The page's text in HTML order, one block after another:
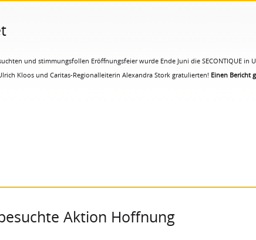
und stimmungsfollen Eröffnungsfeier wurde Ende Juni die SECONTIQUE in
Kloos und Caritas-Regionalleiterin Alexandra Stork gratulierten! Einen Bericht
Aktion Hoffnung